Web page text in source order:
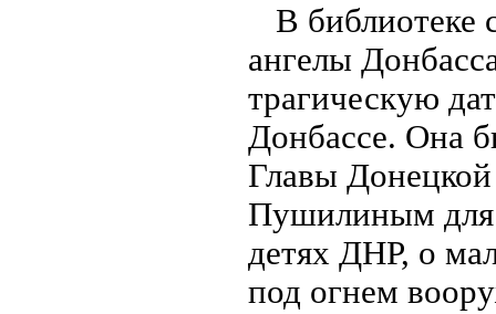
В библиотеке
ангелы
трагическую
Донбассе. Она
Главы
Пушилиным для
детях ДНР, о
под огнем